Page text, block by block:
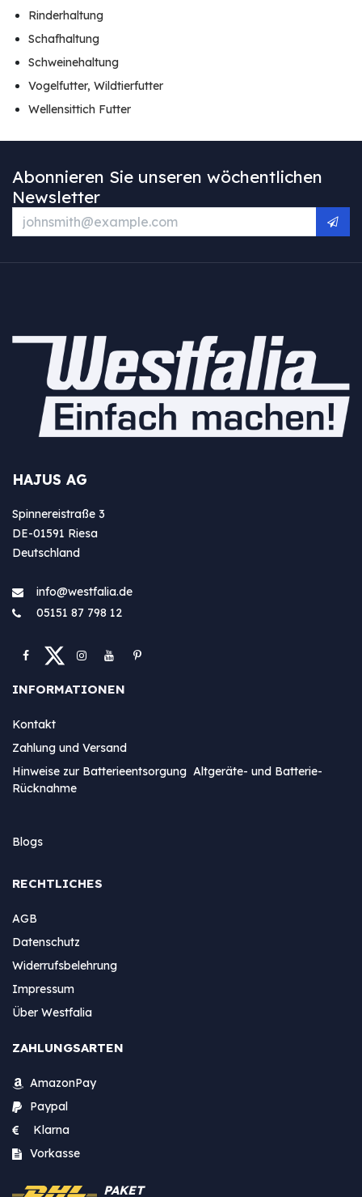
Rinderhaltung
Schafhaltung
Schweinehaltung
Vogelfutter, Wildtierfutter
Wellensittich Futter
Abonnieren Sie unseren wöchentlichen
Newsletter
HAJUS AG
Spinnereistraße 3
DE-01591 Riesa
Deutschland
info@westfa​lia.de
05151 87 798 12
INFORMATIONEN
Kontakt
Zahlung und Versand
Hinweise zur Batterieentsorgung Altgeräte- und Batterie-
Rücknahme
Blogs
RECHTLICHES
AGB
Datenschutz
Widerrufsbelehrung
Impressum
Über Westfalia
ZAHLUNGSARTEN
AmazonPay
Paypal
Klarna
Vorkasse
PAKET